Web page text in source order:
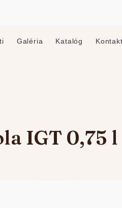
Galéria Katalóg Kontakt
IGT 0,75 l